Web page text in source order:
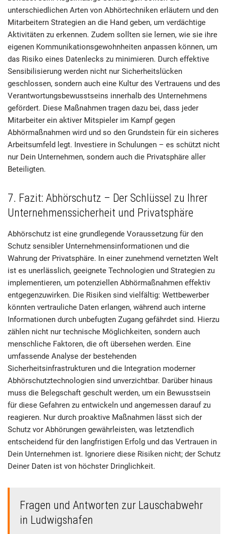
unterschiedlichen Arten von Abhörtechniken erläutern und den
Mitarbeitern Strategien an die Hand geben, um verdächtige
Aktivitäten zu erkennen. Zudem sollten sie lernen, wie sie ihre
eigenen Kommunikationsgewohnheiten anpassen können, um
das Risiko eines Datenlecks zu minimieren. Durch effektive
Sensibilisierung werden nicht nur Sicherheitslücken
geschlossen, sondern auch eine Kultur des Vertrauens und des
Verantwortungsbewusstseins innerhalb des Unternehmens
gefördert. Diese Maßnahmen tragen dazu bei, dass jeder
Mitarbeiter ein aktiver Mitspieler im Kampf gegen
Abhörmaßnahmen wird und so den Grundstein für ein sicheres
Arbeitsumfeld legt. Investiere in Schulungen – es schützt nicht
nur Dein Unternehmen, sondern auch die Privatsphäre aller
Beteiligten.
7. Fazit: Abhörschutz – Der Schlüssel zu Ihrer
Unternehmenssicherheit und Privatsphäre
Abhörschutz ist eine grundlegende Voraussetzung für den
Schutz sensibler Unternehmensinformationen und die
Wahrung der Privatsphäre. In einer zunehmend vernetzten Welt
ist es unerlässlich, geeignete Technologien und Strategien zu
implementieren, um potenziellen Abhörmaßnahmen effektiv
entgegenzuwirken. Die Risiken sind vielfältig: Wettbewerber
könnten vertrauliche Daten erlangen, während auch interne
Informationen durch unbefugten Zugang gefährdet sind. Hierzu
zählen nicht nur technische Möglichkeiten, sondern auch
menschliche Faktoren, die oft übersehen werden. Eine
umfassende Analyse der bestehenden
Sicherheitsinfrastrukturen und die Integration moderner
Abhörschutztechnologien sind unverzichtbar. Darüber hinaus
muss die Belegschaft geschult werden, um ein Bewusstsein
für diese Gefahren zu entwickeln und angemessen darauf zu
reagieren. Nur durch proaktive Maßnahmen lässt sich der
Schutz vor Abhörungen gewährleisten, was letztendlich
entscheidend für den langfristigen Erfolg und das Vertrauen in
Dein Unternehmen ist. Ignoriere diese Risiken nicht; der Schutz
Deiner Daten ist von höchster Dringlichkeit.
Fragen und Antworten zur Lauschabwehr
in Ludwigshafen